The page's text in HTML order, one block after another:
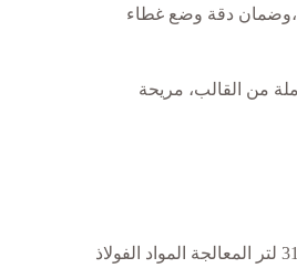
دقة وضع غطاء
مجموعة كاملة من القالب، مريحة
مضيف مع إطار الفولاذ المقاوم للصدأ من حماية البيئة، واستخدام SUS304 المعالجة الفولاذ المقاوم للصدأ، غطاء المسمار ومضخة الجزء الاتصال epicranium من 316 لتر المعالجة المواد الفولاذ